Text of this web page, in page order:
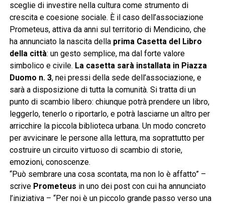
sceglie di investire nella cultura come strumento di
crescita e coesione sociale. È il caso dell’associazione
Prometeus, attiva da anni sul territorio di Mendicino, che
ha annunciato la nascita della prima Casetta del Libro
della città: un gesto semplice, ma dal forte valore
simbolico e civile. La casetta sarà installata in Piazza
Duomo n. 3, nei pressi della sede dell’associazione, e
sarà a disposizione di tutta la comunità. Si tratta di un
punto di scambio libero: chiunque potrà prendere un libro,
leggerlo, tenerlo o riportarlo, e potrà lasciarne un altro per
arricchire la piccola biblioteca urbana. Un modo concreto
per avvicinare le persone alla lettura, ma soprattutto per
costruire un circuito virtuoso di scambio di storie,
emozioni, conoscenze.
“Può sembrare una cosa scontata, ma non lo è affatto” –
scrive Prometeus in uno dei post con cui ha annunciato
l’iniziativa – “Per noi è un piccolo grande passo verso una